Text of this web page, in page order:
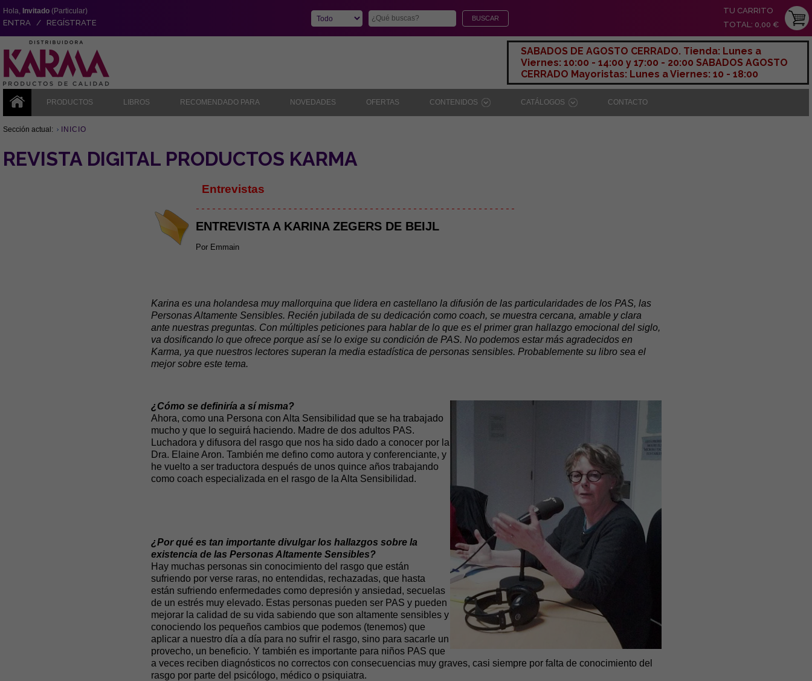
Hola, Invitado (Particular)
ENTRA / REGÍSTRATE
TU CARRITO
TOTAL: 0,00 €
SABADOS DE AGOSTO CERRADO. Tienda: Lunes a
Viernes: 10:00 - 14:00 y 17:00 - 20:00 SABADOS AGOSTO
CERRADO Mayoristas: Lunes a Viernes: 10 - 18:00
PRODUCTOS LIBROS RECOMENDADO PARA NOVEDADES OFERTAS CONTENIDOS CATÁLOGOS CONTACTO
Sección actual: INICIO
REVISTA DIGITAL PRODUCTOS KARMA
Entrevistas
- - - - - - - - - - - - - - - - - - - - - - - - - - - - - - - - - - - - - - - - - - - - - - - - - - - - - - - - - - -
ENTREVISTA A KARINA ZEGERS DE BEIJL
Por Emmain
Karina es una holandesa muy mallorquina que lidera en castellano la difusión de las particularidades de los PAS, las
Personas Altamente Sensibles. Recién jubilada de su dedicación como coach, se muestra cercana, amable y clara
ante nuestras preguntas. Con múltiples peticiones para hablar de lo que es el primer gran hallazgo emocional del siglo,
va dosificando lo que ofrece porque así se lo exige su condición de PAS. No podemos estar más agradecidos en
Karma, ya que nuestros lectores superan la media estadística de personas sensibles. Probablemente su libro sea el
mejor sobre este tema.
¿Cómo se definiría a sí misma?
Ahora, como una Persona con Alta Sensibilidad que se ha trabajado
mucho y que lo seguirá haciendo. Madre de dos adultos PAS.
Luchadora y difusora del rasgo que nos ha sido dado a conocer por la
Dra. Elaine Aron. También me defino como autora y conferenciante, y
he vuelto a ser traductora después de unos quince años trabajando
como coach especializada en el rasgo de la Alta Sensibilidad.
¿Por qué es tan importante divulgar los hallazgos sobre la
existencia de las Personas Altamente Sensibles?
Hay muchas personas sin conocimiento del rasgo que están
sufriendo por verse raras, no entendidas, rechazadas, que hasta
están sufriendo enfermedades como depresión y ansiedad, secuelas
de un estrés muy elevado. Estas personas pueden ser PAS y pueden
mejorar la calidad de su vida sabiendo que son altamente sensibles y
conociendo los pequeños cambios que podemos (tenemos) que
aplicar a nuestro día a día para no sufrir el rasgo, sino para sacarle un
provecho, un beneficio. Y también es importante para niños PAS que
a veces reciben diagnósticos no correctos con consecuencias muy graves, casi siempre por falta de conocimiento del
rasgo por parte del psicólogo, médico o psiquiatra.